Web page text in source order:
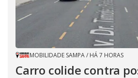
MOBILIDADE SAMPA/ HÁ 7 HORAS
Carro colide contra